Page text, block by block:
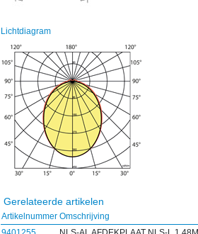
Lichtdiagram
Gerelateerde artikelen
Artikelnummer Omschrijving